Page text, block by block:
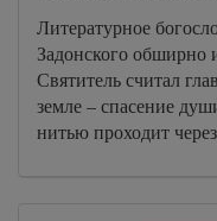
Литературное
Задонского обширно
Святитель считал
земле – спасение
нитью проходит